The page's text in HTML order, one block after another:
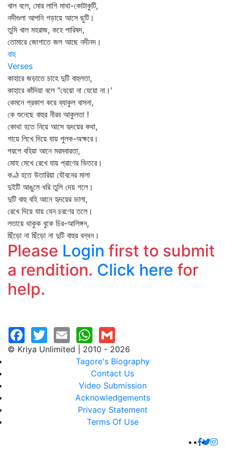
খাল বলে, মোর লাগি মাথা-কোটাকুটি,
নদীগুলা আপনি গড়ায়ে আসে ছুটি।
তুমি খাল মহরাজ, কহে পারিষদ,
তোমারে জোগাতে জল আছে নদীনদ।
বাহু
Verses
কাহারে জড়াতে চাহে দুটি বাহুলতা,
কাহারে কাঁদিয়া বলে "যেয়ো না যেয়ো না।'
কেমনে প্রকাশ করে ব্যাকুল বাসনা,
কে শুনেছে বাহুর নীরব আকুলতা !
কোথা হতে নিয়ে আসে হৃদয়ের কথা,
গায়ে লিখে দিয়ে যায় পুলক-অক্ষরে।
পরশে বহিয়া আনে মরমবারতা,
মোহ মেখে রেখে যায় প্রাণের ভিতরে।
কণ্ঠ হতে উতারিয়া যৌবনের মালা
দুইটি আঙুলে ধরি তুলি দেয় গলে।
দুটি বাহু বহি আনে হৃদয়ের ডালা,
রেখে দিয়ে যায় যেন চরণের তলে।
লতায়ে থাকুক বুকে চির-আলিঙ্গন,
ছিঁড়ো না ছিঁড়ো না দুটি বাহুর বন্ধন।
Please Login first to submit
a rendition. Click here for
help.
© Kriya Unlimited | 2010 - 2026
Tagore's Biography
Contact Us
Video Submission
Acknowledgements
Privacy Statement
Terms Of Use